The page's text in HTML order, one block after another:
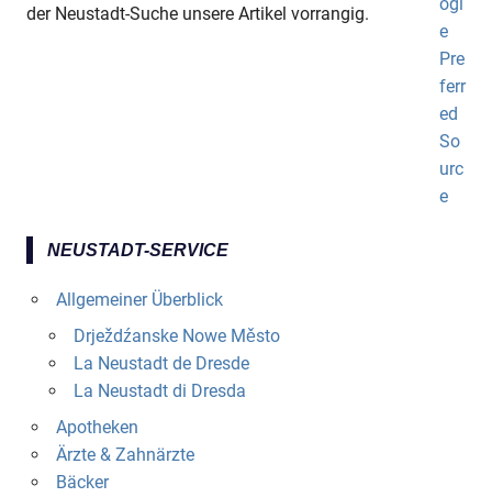
der Neustadt-Suche unsere Artikel vorrangig.
NEUSTADT-SERVICE
Allgemeiner Überblick
Drježdźanske Nowe Město
La Neustadt de Dresde
La Neustadt di Dresda
Apotheken
Ärzte & Zahnärzte
Bäcker